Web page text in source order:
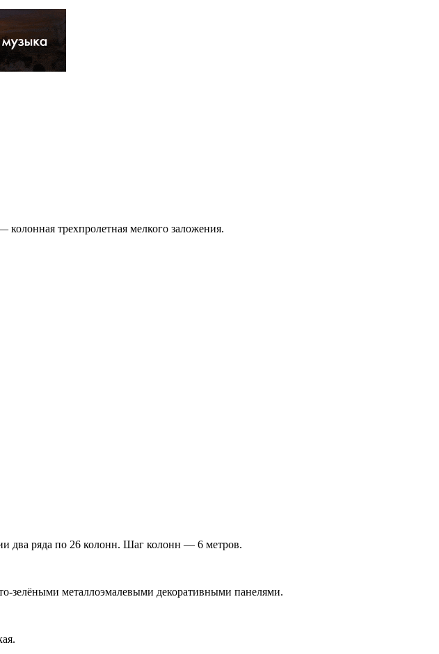
трехпролетная мелкого заложения.
два ряда по 26 колонн. Шаг колонн — 6 метров.
зелёными металлоэмалевыми декоративными панелями.